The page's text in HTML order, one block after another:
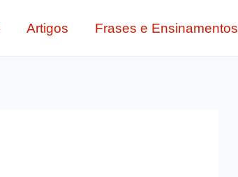
Artigos Frases e Ensinamentos